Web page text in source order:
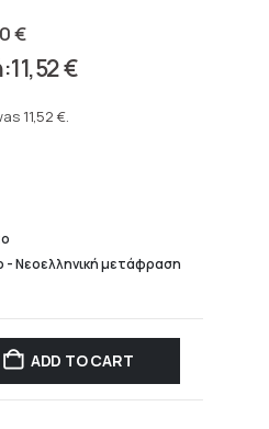
€
11,52€
11,52 €.
- Νεοελληνική μετάφραση
ADD TO CART